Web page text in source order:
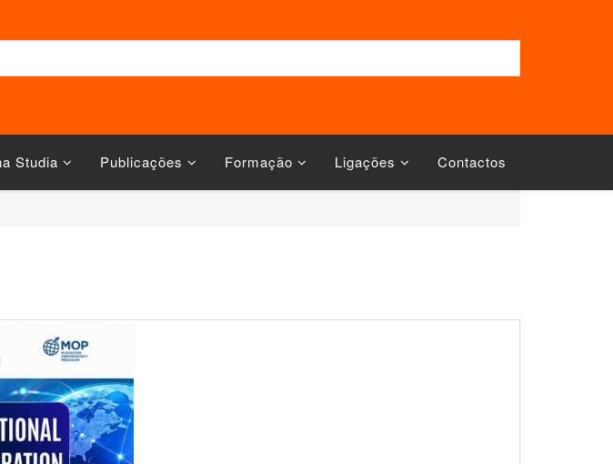
Studia Publicações Formação Ligações Contactos